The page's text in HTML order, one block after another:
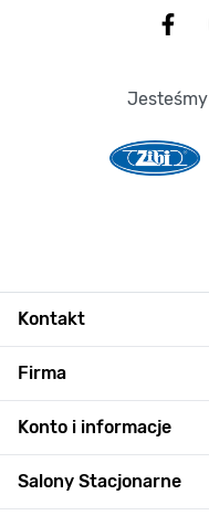
Kontakt
Firma
Konto i informacje
Salony Stacjonarne